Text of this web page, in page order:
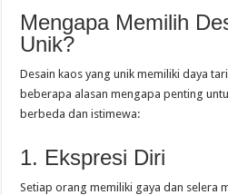
Mengapa Memilih
Unik?
Desain kaos yang unik memiliki daya
beberapa alasan mengapa penting
berbeda dan istimewa:
1. Ekspresi Diri
Setiap orang memiliki gaya dan selera